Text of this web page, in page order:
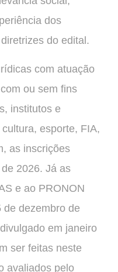
dos
do edital.
com atuação
ou sem fins
institutos e
esporte, FIA,
as inscrições
2026. Já as
e ao PRONON
de dezembro de
em janeiro
ser feitas neste
avaliados pelo